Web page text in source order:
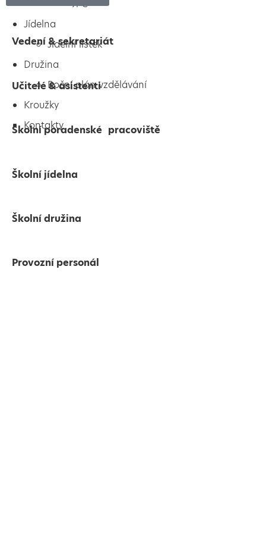
9. C
Jídelna
Jídelní lístek
Družina
Roční plán vzdělávání
Kroužky
Kontakty
Vedení & sekretariát
Učitelé & asistenti
Školní poradenské pracoviště
Školní jídelna
Školní družina
Provozní personál